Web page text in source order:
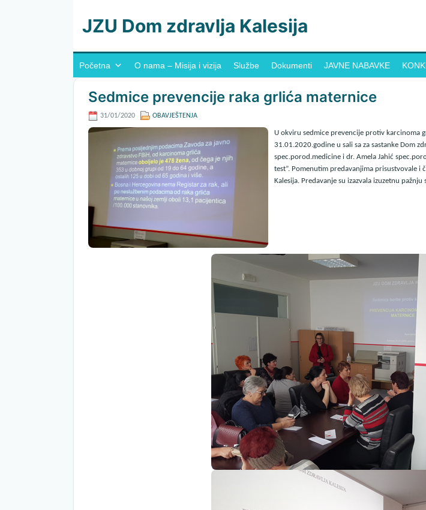
JZU Dom zdravlja Kalesija
Početna O nama – Misija i vizija Službe Dokumenti JAVNE NABAVKE
Sedmice prevencije raka grlića maternice
31/01/2020 OBAVJEŠTENJA
U okviru sedmice prevencije protiv karcinoma
31.01.2020.godine u sali sa za sastanke Dom
spec.porod.medicine i dr. Amela Jahić
test”. Pomenutim predavanjima prisustvovale i
Kalesija. Predavanje su izazvala izuzetnu